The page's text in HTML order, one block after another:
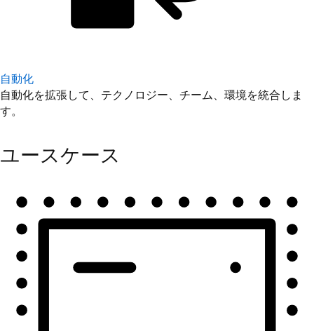
自動化
自動化を拡張して、テクノロジー、チーム、環境を統合しま
す。
ユースケース